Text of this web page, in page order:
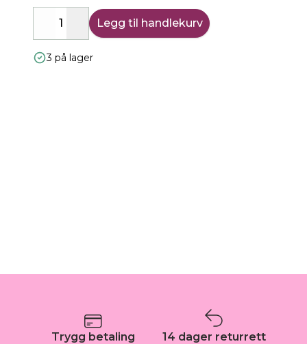
DecreaseIncrease
Legg til handlekurv
3 på lager
Trygg betaling 14 dager returrett